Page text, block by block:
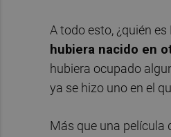
A todo esto, ¿quién es
hubiera nacido en
hubiera ocupado
ya se hizo uno en el
Más que una película